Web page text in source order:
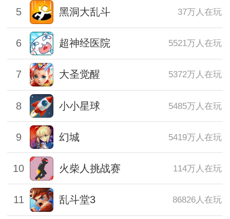
5 黑洞大乱斗 37万人在玩
6 超神经医院 5521万人在玩
7 大圣觉醒 5372万人在玩
8 小小星球 5485万人在玩
9 幻城 5419万人在玩
10 火柴人挑战赛 114万人在玩
11 乱斗堂3 86826人在玩